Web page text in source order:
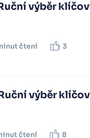
výběr
čtení 3
výběr
čtení 8